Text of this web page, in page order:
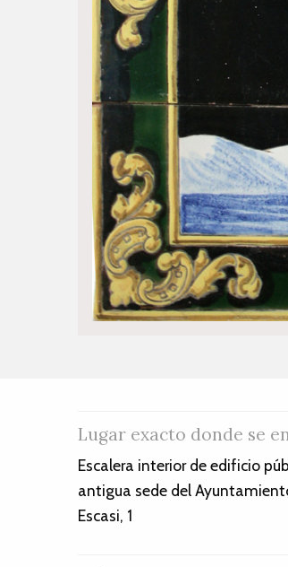
Lugar exacto donde se
Escalera interior de edificio
antigua sede del
Escasi, 1